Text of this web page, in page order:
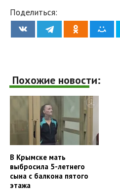
Поделиться:
Похожие новости:
В Крымске мать
выбросила 5-летнего
сына с балкона пятого
этажа